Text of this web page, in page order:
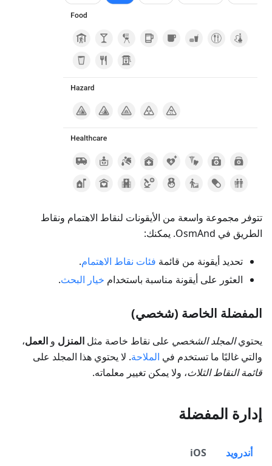
تتوفر مجموعة واسعة من الأيقونات لنقاط الاهتمام ونقاط
الطريق في OsmAnd. يمكنك:
تحديد أيقونة من قائمة فئات نقاط الاهتمام.
العثور على أيقونة مناسبة باستخدام خيار البحث.
المفضلة الخاصة (شخصي)
يحتويالمجلد الشخصي على نقاط خاصة مثل المنزل و العمل،
والتي غالبًا ما تستخدم في الملاحة. لا يحتوي هذا المجلد على
قائمة النقاط الثلاث، ولا يمكن تغيير معلماته.
إدارة المفضلة
أندرويد iOS